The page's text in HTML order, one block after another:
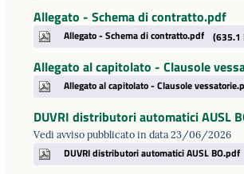
Allegato - Schema di contratto.pdf
Allegato - Schema di contratto.pdf (635.1
Allegato al capitolato - Clausole
Allegato al capitolato - Clausole
DUVRI distributori automatici AUSL
Vedi avviso pubblicato in data 23/06/2026
DUVRI distributori automatici AUSL BO.pdf